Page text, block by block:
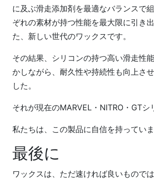
に及ぶ滑走添加剤を最適なバランスで
ぞれの素材が持つ性能を最大限に引き
た、新しい世代のワックスです。
その結果、シリコンの持つ高い滑走性
かしながら、耐久性や持続性も向上さ
した。
それが現在のMARVEL・NITRO・GTシ
私たちは、この製品に自信を持っていま
最後に
ワックスは、ただ速ければ良いものでは